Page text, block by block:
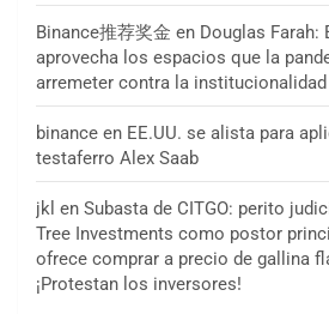
Binance推荐奖金 en Douglas Farah:
aprovecha los espacios que la
arremeter contra la
binance en EE.UU. se alista para
testaferro Alex Saab
jkl en Subasta de CITGO: perito
Tree Investments como postor
ofrece comprar a precio de gallina
¡Protestan los inversores!